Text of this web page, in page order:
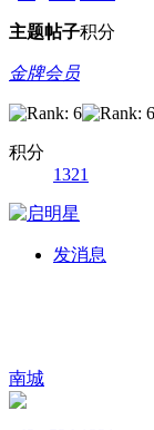
主题帖子积分
金牌会员
积分
1321
发消息
南城